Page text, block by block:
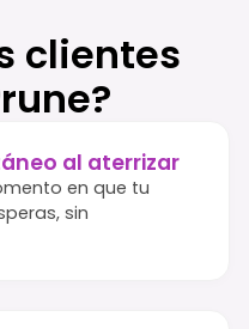
clientes
al aterrizar
en que tu
sin